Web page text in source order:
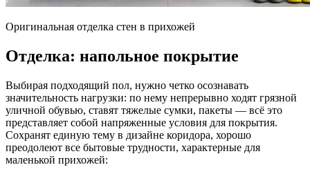
Оригинальная отделка стен в прихожей
Отделка: напольное покрытие
Выбирая подходящий пол, нужно четко осознавать
значительность нагрузки: по нему непрерывно ходят грязной
уличной обувью, ставят тяжелые сумки, пакеты — всё это
представляет собой напряженные условия для покрытия.
Сохранят единую тему в дизайне коридора, хорошо
преодолеют все бытовые трудности, характерные для
маленькой прихожей: